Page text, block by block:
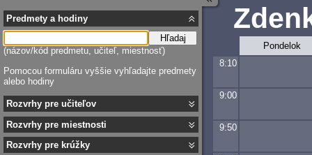
Pondelok
8:10
9:00
9:50
Predmety a hodiny
Hľadaj
(názov/kód predmetu, učiteľ, miestnosť)
Pomocou formuláru vyššie vyhľadajte predmety
alebo hodiny
Rozvrhy pre učiteľov
Rozvrhy pre miestnosti
Rozvrhy pre krúžky